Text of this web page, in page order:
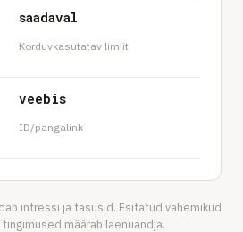
saadaval
Korduvkasutatav limiit
veebis
ID/pangalink
intressi ja tasusid. Esitatud vahemikud
määrab laenuandja.